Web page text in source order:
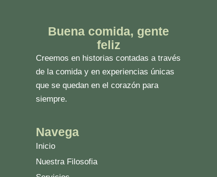
Buena comida, gente
feliz
Creemos en historias contadas a través
de la comida y en experiencias únicas
que se quedan en el corazón para
siempre.
Navega
Inicio
Nuestra Filosofia